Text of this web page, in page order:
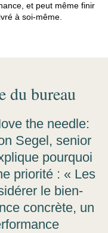
et peut même finir
à soi-même.
the needle:
Segel, senior
pourquoi
priorité : « Les
le bien-
concrète, un
du bureau